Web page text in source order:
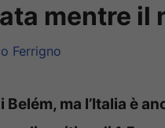
mentre il
Ferrigno
ma l’Italia è